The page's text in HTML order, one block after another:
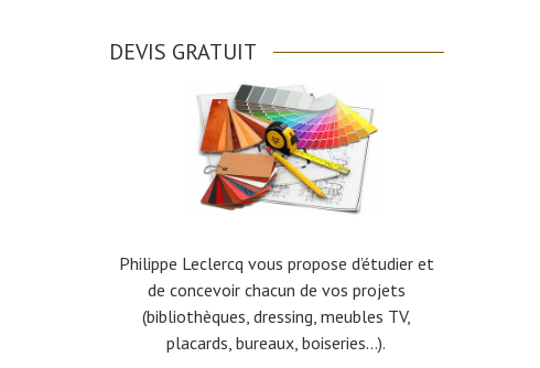
DEVIS GRATUIT
Philippe Leclercq vous propose d’étudier et
de concevoir chacun de vos projets
(bibliothèques, dressing, meubles TV,
placards, bureaux, boiseries…).